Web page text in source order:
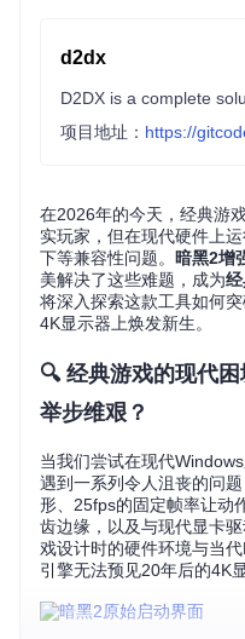
d2dx
项目地址： https://
在2026年的今天，经典游
实玩家，但在现代硬件上
下等兼容性问题。 暗黑2增
美解决了这些难题，成为
将深入探索这款工具如何
4K显示器上焕发新生。
🔍 经典游戏的现代
举步维艰？
当我们尝试在现代
遇到一系列令人沮丧的问
形、25fps的固定帧率让动
齿边缘，以及与现代显卡
戏设计时的硬件环境与当
引擎无法预见20年后的4K